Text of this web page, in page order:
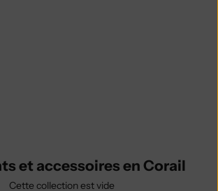
et accessoires en Corail
Cette collection est vide